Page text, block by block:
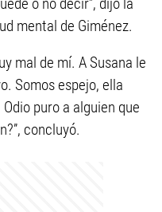
o no decir”, dijo la
mental de Giménez.
mal de mí. A Susana le
Somos espejo, ella
puro a alguien que
concluyó.